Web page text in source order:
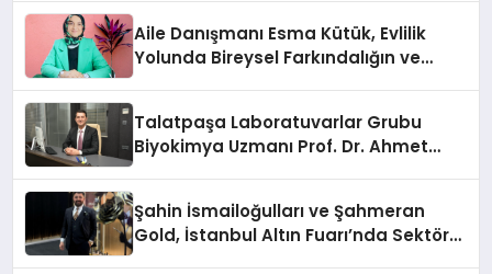
Aile Danışmanı Esma Kütük, Evlilik
Yolunda Bireysel Farkındalığın ve
Talatpaşa Laboratuvarlar Grubu
Biyokimya Uzmanı Prof. Dr. Ahmet
Şahin İsmailoğulları ve Şahmeran
Gold, İstanbul Altın Fuarı’nda Sektöre